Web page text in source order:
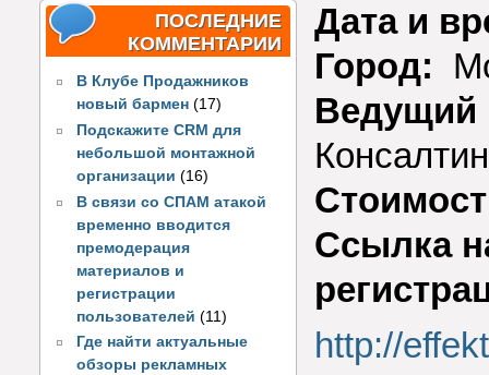
ПОСЛЕДНИЕ
КОММЕНТАРИИ
В Клубе Продажников
новый бармен (17)
Подскажите CRM для
небольшой монтажной
организации (16)
В связи со СПАМ атакой
временно вводится
премодерация
материалов и
регистрации
пользователей(11)
Где найти актуальные
обзоры рекламных
Дата и
Город:
Ведущий
Ссылка
http://